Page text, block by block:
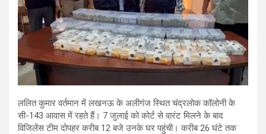
ललित कुमार वर्तमान में लखनऊ के अलीगंज स्थित चंद्रलोक कॉलोनी के
सी-143 आवास में रहते हैं। 7 जुलाई को कोर्ट से वारंट मिलने के बाद
विजिलेंस टीम दोपहर करीब 12 बजे उनके घर पहुंची। करीब 26 घंटे तक